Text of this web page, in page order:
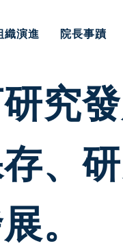
織演進 院長事蹟
究
、
。